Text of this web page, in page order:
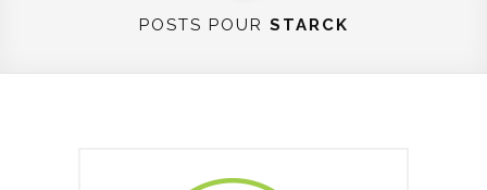
POSTS POUR STARCK